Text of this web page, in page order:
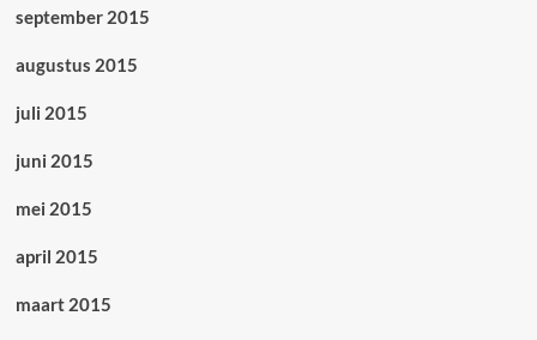
september 2015
augustus 2015
juli 2015
juni 2015
mei 2015
april 2015
maart 2015